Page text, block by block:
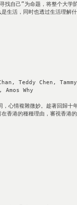
找自己”为命题，将整个大学
生活，同时也透过生活理解
Teddy Chen,
Why
心情複雜微妙。趁著回歸十
香港的種種理由，審視香港